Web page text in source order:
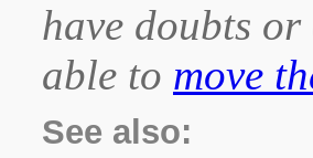
have doubts
able to move
See also: